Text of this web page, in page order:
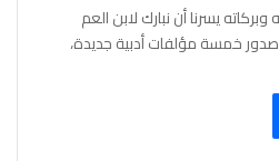
يسرنا أن نبارك لابن العم
خمسة مؤلفات أدبية جديدة،